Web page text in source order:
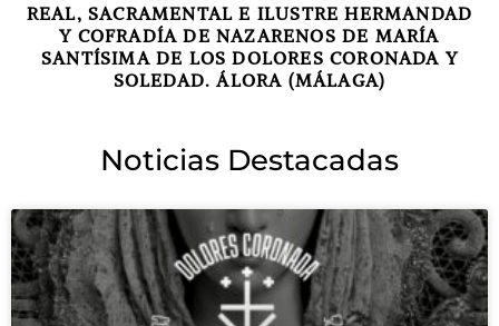
REAL, SACRAMENTAL E ILUSTRE HERMANDAD
Y COFRADÍA DE NAZARENOS DE MARÍA
SANTÍSIMA DE LOS DOLORES CORONADA Y
SOLEDAD. ÁLORA (MÁLAGA)
Noticias Destacadas